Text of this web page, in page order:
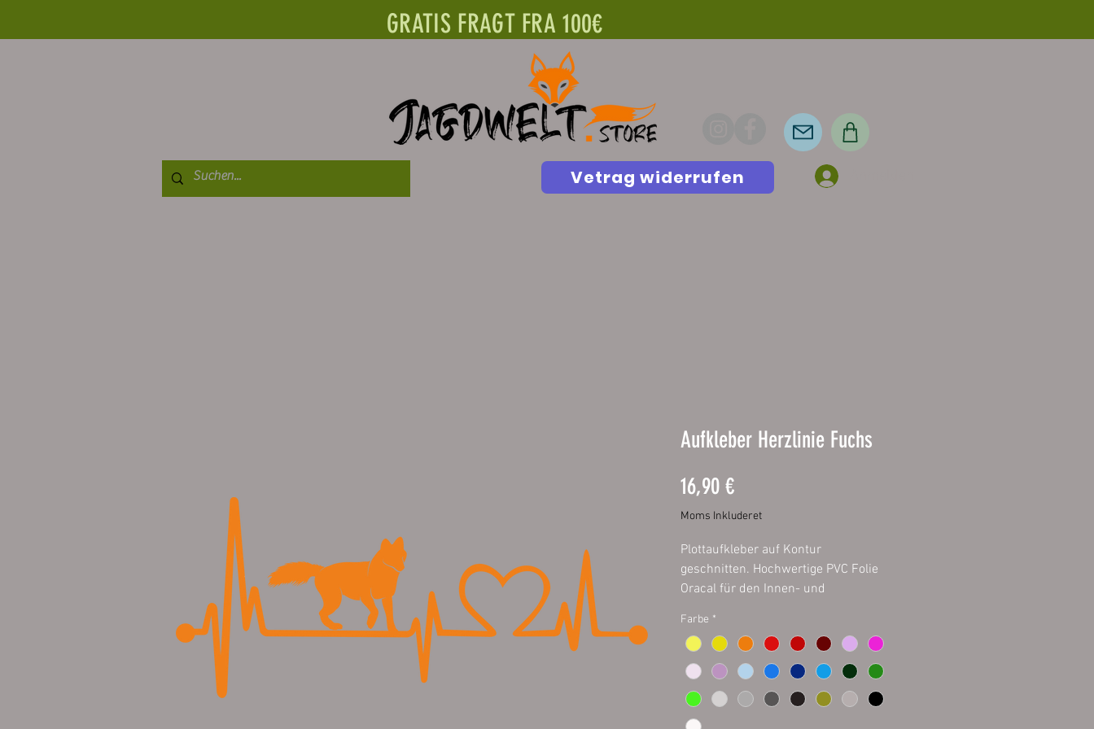
GRATIS FRAGT FRA 100€
Vetrag widerrufen
Aufkleber Herzlinie Fuchs
16,90 €Pris
Moms Inkluderet
Plottaufkleber auf Kontur
geschnitten. Hochwertige PVC Folie
Oracal für den Innen- und
Größen:
ca. 20 x 11 cm
ca. 40 x 22 cm
ca. 60 x 33 cm
Farbe *